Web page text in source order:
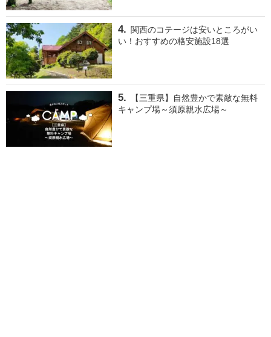
関西のコテージは安いところがい
い！おすすめの格安施設18選
【三重県】自然豊かで素敵な無料
キャンプ場～須原親水広場～